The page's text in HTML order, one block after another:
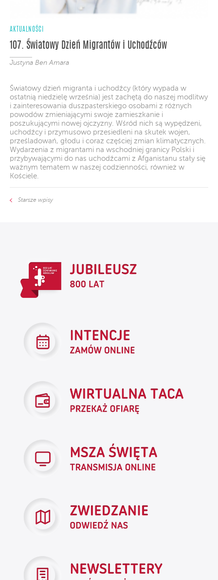
AKTUALNOŚCI
107. Światowy Dzień Migrantów i Uchodźców
Justyna Ben Amara
Światowy dzień migranta i uchodźcy (który wypada w
ostatnią niedzielę września) jest zachętą do naszej modlitwy
i zainteresowania duszpasterskiego osobami z różnych
powodów zmieniającymi swoje zamieszkanie i
poszukującymi nowej ojczyzny. Wśród nich są wypędzeni,
uchodźcy i przymusowo przesiedleni na skutek wojen,
prześladowań, głodu i coraz częściej zmian klimatycznych.
Wydarzenia z migrantami na wschodniej granicy Polski i
przybywającymi do nas uchodźcami z Afganistanu stały się
ważnym tematem w naszej codzienności, również w
Kościele.
Starsze wpisy